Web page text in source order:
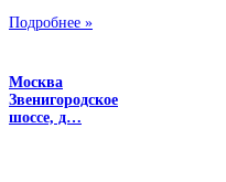
Подробнее »
Москва
Звенигородское
шоссе, д…